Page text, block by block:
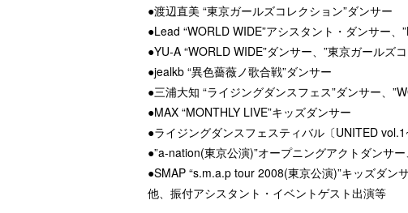
●渡辺直美 “東京ガールズコレクション”ダンサー
●Lead “WORLD WIDE”アシスタント・ダンサー
●YU-A “WORLD WIDE”ダンサー、”東京ガールズ
●jealkb “異色薔薇ノ歌合戦”ダンサー
●三浦大知 “ライジングダンスフェス”ダンサー、
●MAX “MONTHLY LIVE”キッズダンサー
●ライジングダンスフェスティバル〔UNITED
●”a-nation(東京公演)”オープニングアクトダンサ
●SMAP “s.m.a.p tour 2008(東京公演)”キッズダン
他、振付アシスタント・イベントゲスト出演等